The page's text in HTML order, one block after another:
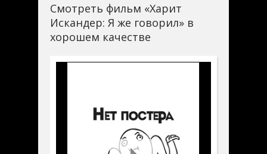
Смотреть фильм «Харит
Искандер: Я же говорил» в
хорошем качестве